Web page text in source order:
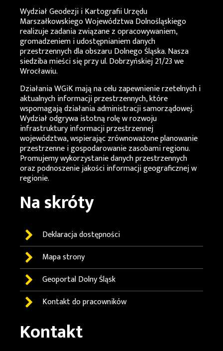
Wydział Geodezji i Kartografii Urzędu
Marszałkowskiego Województwa Dolnośląskiego
realizuje zadania związane z opracowywaniem,
gromadzeniem i udostępnianiem danych
przestrzennych dla obszaru Dolnego Śląska. Nasza
siedziba mieści się przy ul. Dobrzyńskiej 21/23 we
Wrocławiu.
DziałaniaWGiKmają na celu zapewnienie rzetelnych i
aktualnych informacji przestrzennych, które
wspomagają działania administracji samorządowej.
Wydział odgrywa istotną rolę w rozwoju
infrastruktury informacji przestrzennej
województwa, wspierając zrównoważone planowanie
przestrzenne i gospodarowanie zasobami regionu.
Promujemy wykorzystanie danych przestrzennych
oraz podnoszenie jakości informacji geograficznej w
regionie.
Na skróty
Deklaracja dostępności
Mapa strony
GeoportalDolny Śląsk
Kontakt do pracowników
Kontakt